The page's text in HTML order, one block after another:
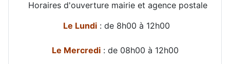
Horaires d'ouverture mairie et agence postale
Le Lundi: de 8h00 à 12h00
Le Mercredi: de 08h00 à 12h00